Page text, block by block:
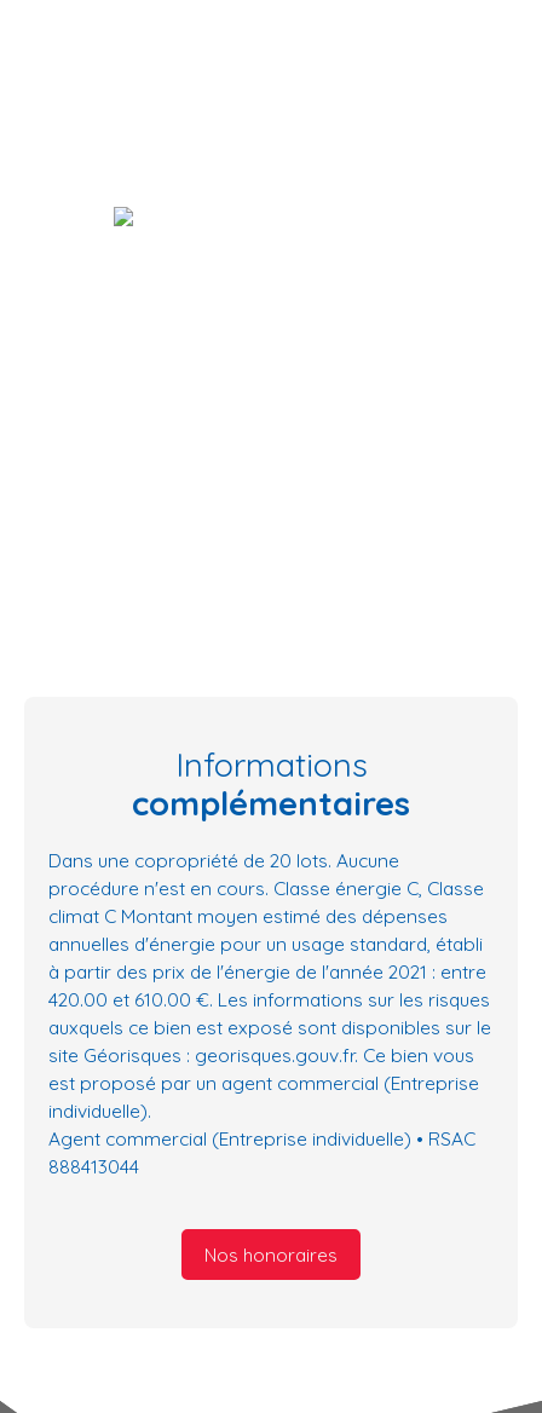
Informations
complémentaires
Dans une copropriété de 20 lots. Aucune
procédure n'est en cours. Classe énergie C, Classe
climat C Montant moyen estimé des dépenses
annuelles d'énergie pour un usage standard, établi
à partir des prix de l'énergie de l'année 2021 : entre
420.00 et 610.00 €. Les informations sur les risques
auxquels ce bien est exposé sont disponibles sur le
site Géorisques : georisques.gouv.fr. Ce bien vous
est proposé par un agent commercial (Entreprise
individuelle).
Agent commercial (Entreprise individuelle) • RSAC
888413044
Nos honoraires